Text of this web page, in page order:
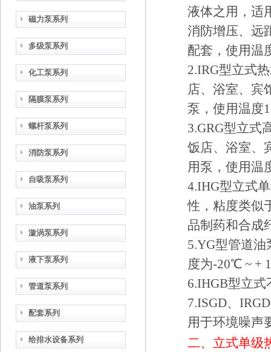
磁力泵系列
多级泵系列
化工泵系列
隔膜泵系列
螺杆泵系列
消防泵系列
自吸泵系列
油泵系列
漩涡泵系列
液下泵系列
管道泵系列
配套系列
给排水设备系列
液体之用，适
消防增压、远
配套，使用温
2.IRG型立式
店、浴室、宾
泵，使用温度
3.GRG型立式
饭店、浴室、
用泵，使用温
4.IHG型立式
性，粘度类似
品制药和合成
5.YG型管道
度为-20℃ ~ +
6.IHGB型立
7.ISGD、
用于环境噪声
二、立式单级